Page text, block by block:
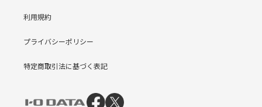
利用規約
プライバシーポリシー
特定商取引法に基づく表記